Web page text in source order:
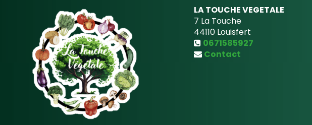
LA TOUCHE VEGETALE
7 La Touche
44110 Louisfert
0671585927
Contact